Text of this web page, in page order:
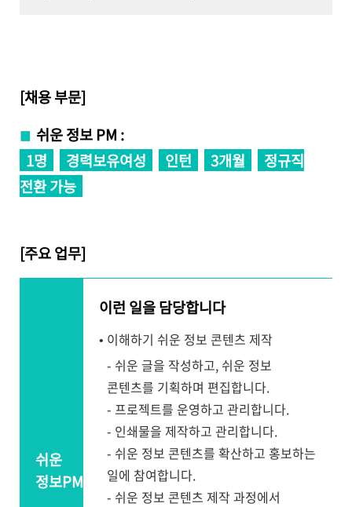
[채용 부문]
■ 쉬운 정보 PM :
1명
경력보유여성 인턴 3개월
정규직
전환 가능
[주요 업무]
쉬운
정보PM
이런 일을 담당합니다
• 이해하기 쉬운 정보 콘텐츠 제작
- 쉬운 글을 작성하고, 쉬운 정보
콘텐츠를 기획하며 편집합니다.
- 프로젝트를 운영하고 관리합니다.
- 인쇄물을 제작하고 관리합니다.
- 쉬운 정보 콘텐츠를 확산하고 홍보하는
일에 참여합니다.
- 쉬운 정보 콘텐츠 제작 과정에서